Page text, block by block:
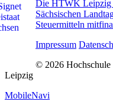
Die HTWK Leipzig
Sächsischen
Steuermitteln
Impressum
© 2026
Leipzig
MobileNavi